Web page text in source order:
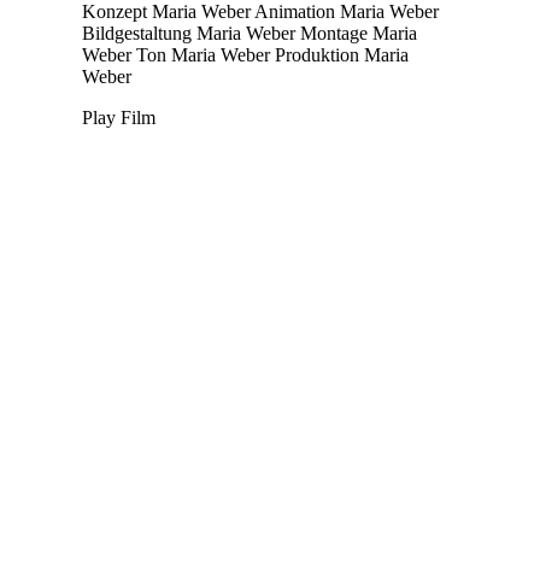
Konzept Maria Weber Animation Maria Weber
Bildgestaltung Maria Weber Montage Maria
Weber Ton Maria Weber Produktion Maria
Weber
Play Film